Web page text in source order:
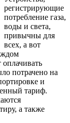
регистрирующие
потребление газа,
воды и света,
привычны для
всех, а вот
потрачено на
и
тариф.
а также